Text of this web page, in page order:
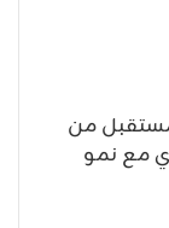
من
مع نمو